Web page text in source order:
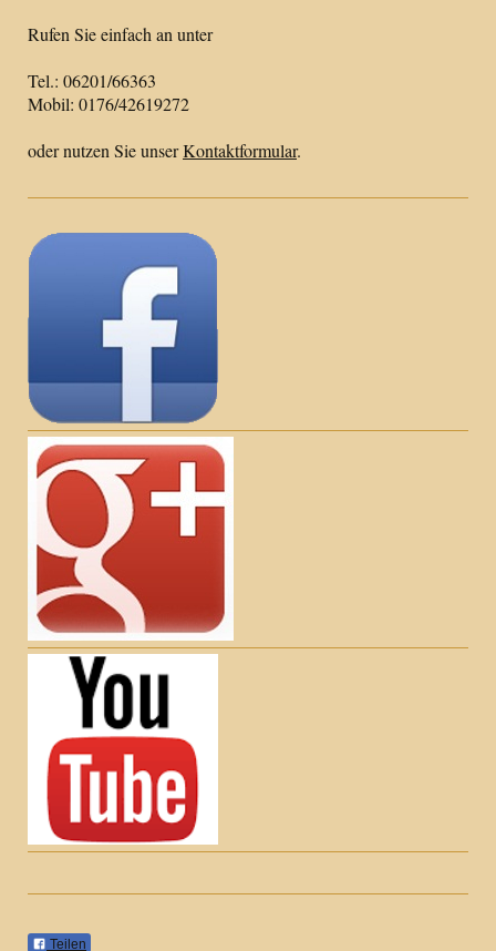
Rufen Sie einfach an unter
Tel.: 06201/66363
Mobil: 0176/42619272
oder nutzen Sie unserKontaktformular.
Teilen